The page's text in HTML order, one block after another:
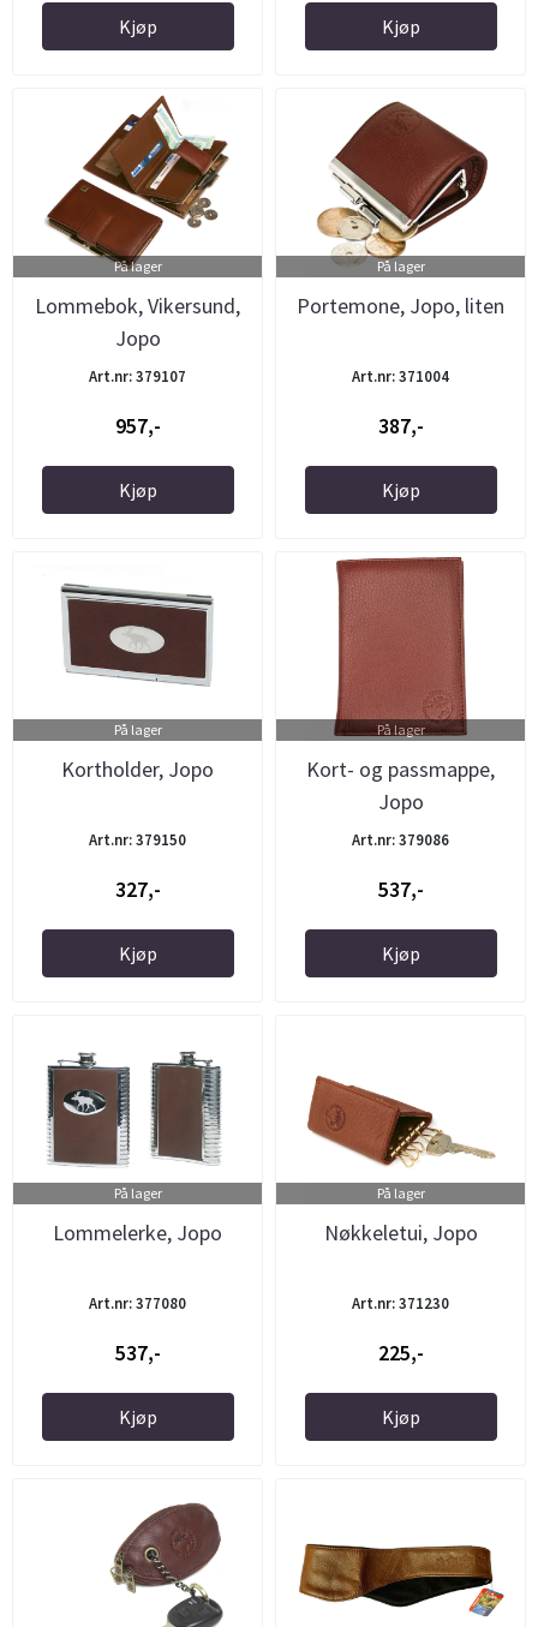
Kjøp Kjøp
På lager
Lommebok, Vikersund,
Jopo
Art.nr: 379107
957,-
Kjøp
På lager
Portemone, Jopo, liten
Art.nr: 371004
387,-
Kjøp
På lager
Kortholder, Jopo
Art.nr: 379150
327,-
Kjøp
På lager
Kort- og passmappe,
Jopo
Art.nr: 379086
537,-
Kjøp
På lager
Lommelerke, Jopo
Art.nr: 377080
537,-
Kjøp
På lager
Nøkkeletui, Jopo
Art.nr: 371230
225,-
Kjøp